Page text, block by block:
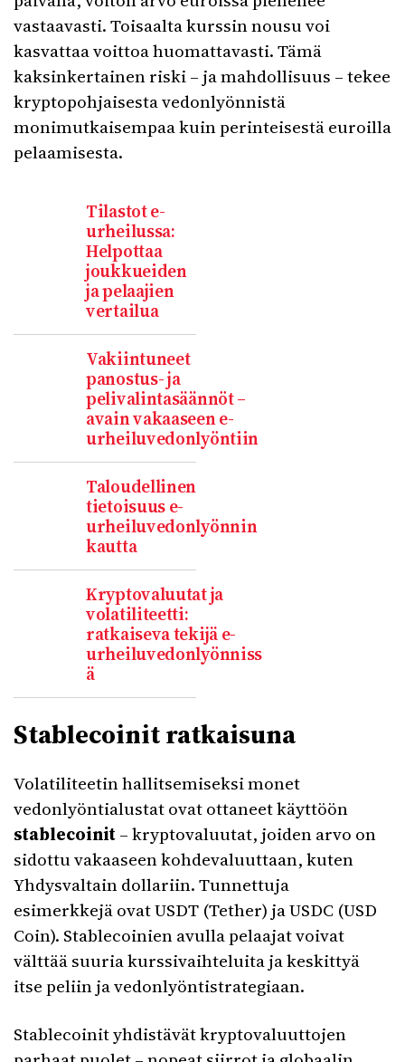
vastaavasti. Toisaalta kurssin nousu voi
kasvattaa voittoa huomattavasti. Tämä
kaksinkertainen riski – ja mahdollisuus – tekee
kryptopohjaisesta vedonlyönnistä
monimutkaisempaa kuin perinteisestä euroilla
pelaamisesta.
Tilastot e-
urheilussa:
Helpottaa
joukkueiden
ja pelaajien
vertailua
Vakiintuneet
panostus- ja
pelivalintasäännöt –
avain vakaaseen e-
urheiluvedonlyöntiin
Taloudellinen
tietoisuus e-
urheiluvedonlyönnin
kautta
Kryptovaluutat ja
volatiliteetti:
ratkaiseva tekijä e-
urheiluvedonlyönniss
ä
Stablecoinit ratkaisuna
Volatiliteetin hallitsemiseksi monet
vedonlyöntialustat ovat ottaneet käyttöön
stablecoinit– kryptovaluutat, joiden arvo on
sidottu vakaaseen kohdevaluuttaan, kuten
Yhdysvaltain dollariin. Tunnettuja
esimerkkejä ovat USDT (Tether) ja USDC (USD
Coin). Stablecoinien avulla pelaajat voivat
välttää suuria kurssivaihteluita ja keskittyä
itse peliin ja vedonlyöntistrategiaan.
Stablecoinit yhdistävät kryptovaluuttojen